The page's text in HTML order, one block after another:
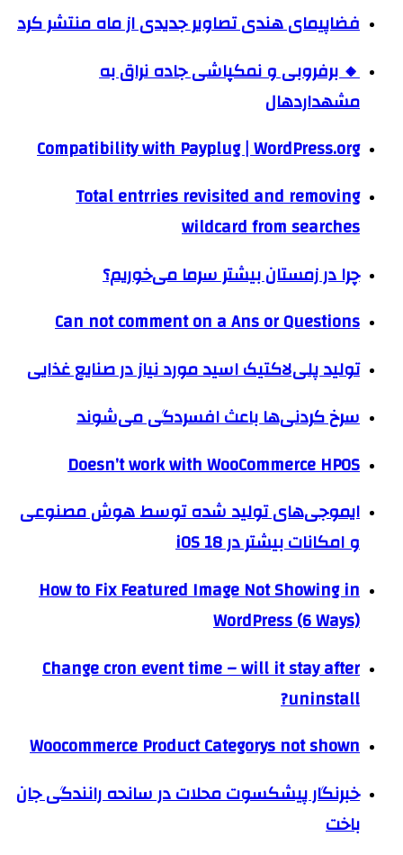
فضاپیمای هندی تصاویر جدیدی از ماه منتشر کرد
🔸 برفروبی و نمکپاشی جاده نراق به
مشهداردهال
Compatibility with Payplug | WordPress.org
Total entrries revisited and removing
wildcard from searches
چرا در زمستان بیشتر سرما می‌خوریم؟
Can not comment on a Ans or Questions
تولید پلی‌لاکتیک اسید مورد نیاز در صنایع غذایی
سرخ کردنی‌ها باعث افسردگی می‌شوند
Doesn’t work with WooCommerce HPOS
ایموجی‌های تولید شده توسط هوش مصنوعی
و امکانات بیشتر در iOS 18
How to Fix Featured Image Not Showing in
WordPress (6 Ways)
Change cron event time – will it stay after
uninstall?
Woocommerce Product Categorys not shown
خبرنگار پیشکسوت محلات در سانحه رانندگی جان
باخت